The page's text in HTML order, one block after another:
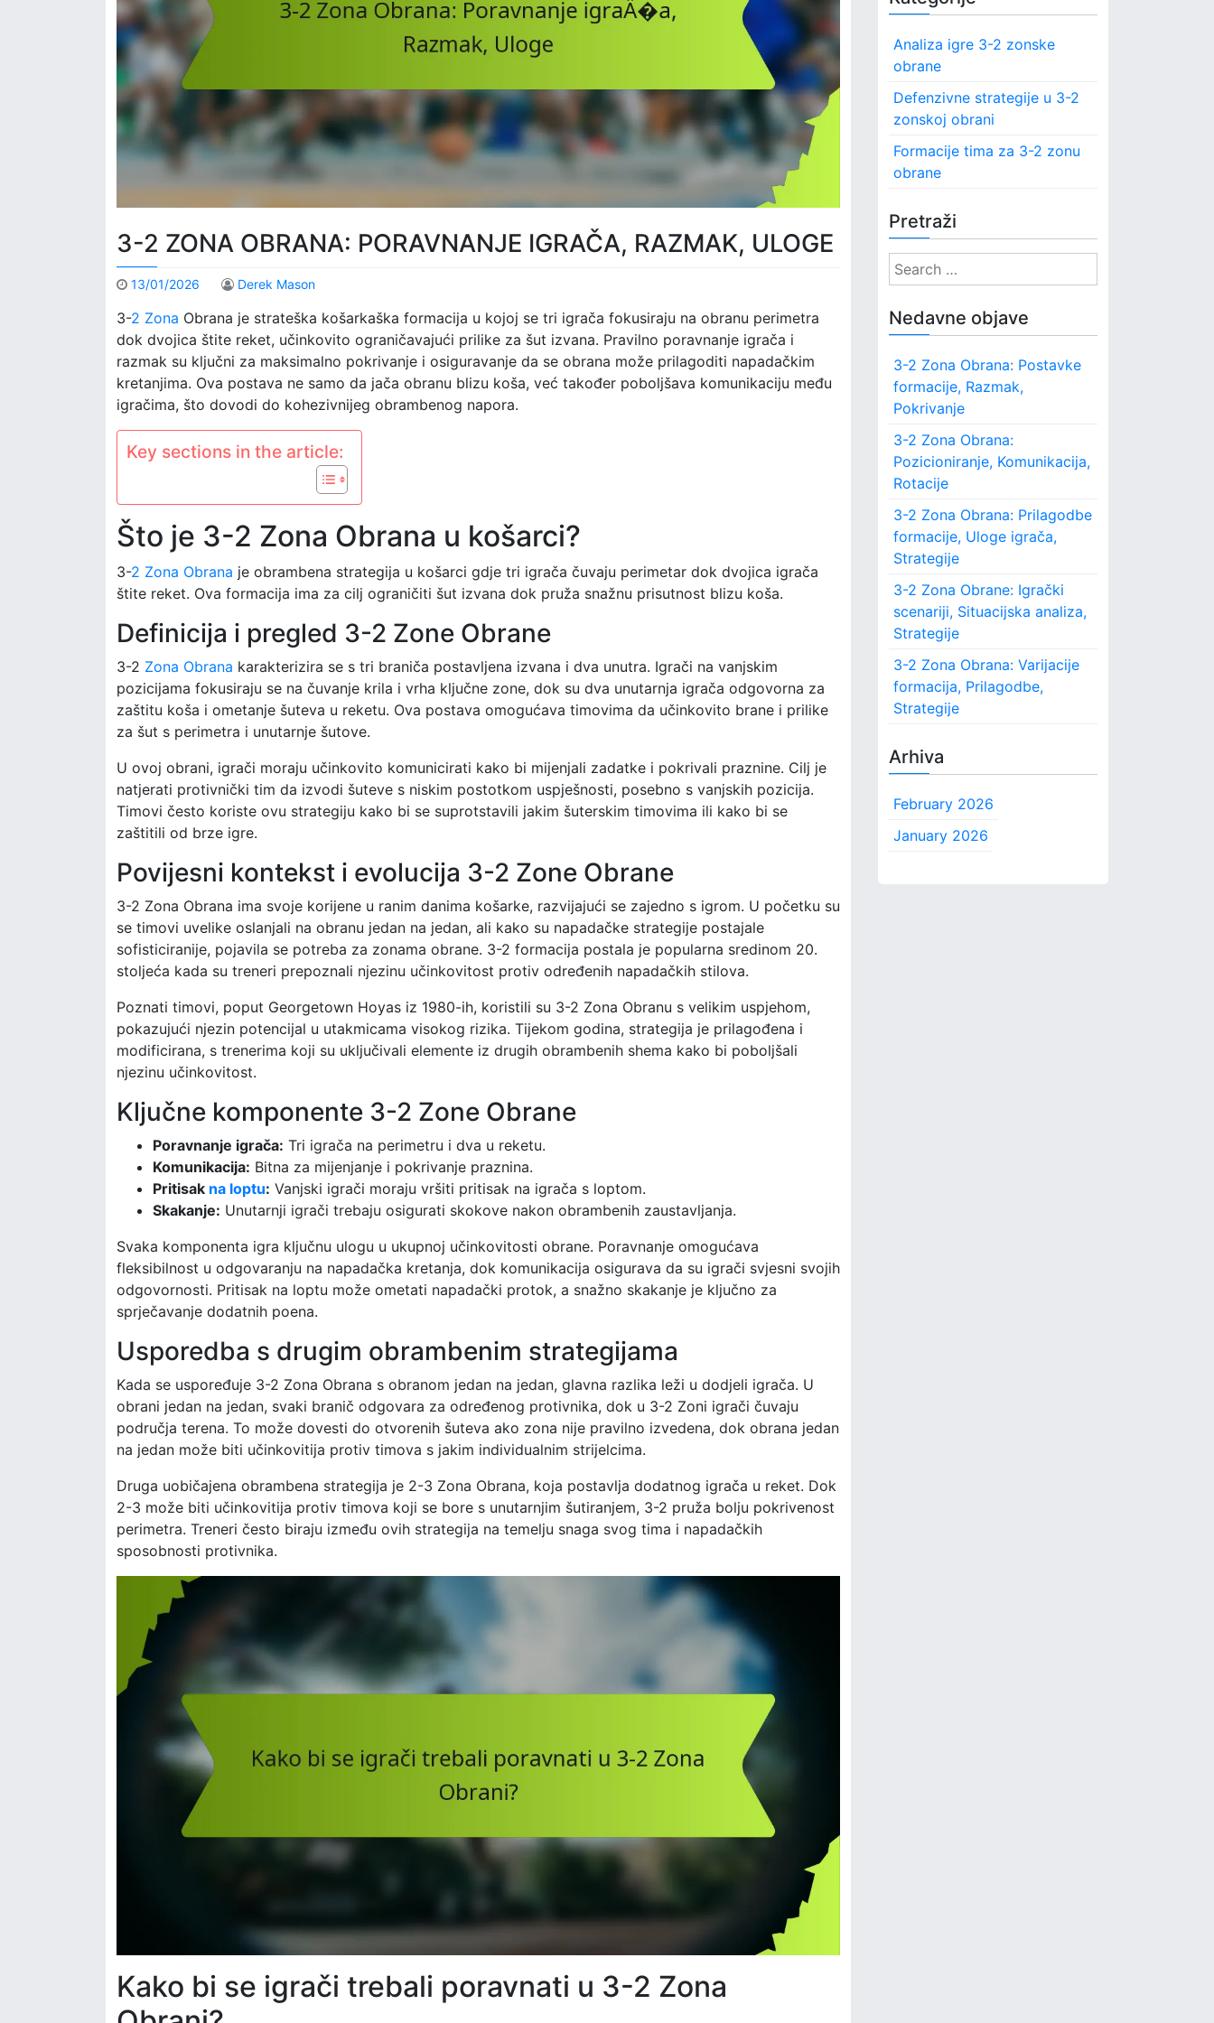
3-2 ZONA OBRANA: PORAVNANJE IGRAČA, RAZMAK, ULOGE
13/01/2026 Derek Mason
3-2 Zona Obrana je strateška košarkaška formacija u kojoj se tri igrača fokusiraju na obranu perimetra
dok dvojica štite reket, učinkovito ograničavajući prilike za šut izvana. Pravilno poravnanje igrača i
razmak su ključni za maksimalno pokrivanje i osiguravanje da se obrana može prilagoditi napadačkim
kretanjima. Ova postava ne samo da jača obranu blizu koša, već također poboljšava komunikaciju među
igračima, što dovodi do kohezivnijeg obrambenog napora.
Key sections in the article:
Što je 3-2 Zona Obrana u košarci?
3-2 Zona Obrana je obrambena strategija u košarci gdje tri igrača čuvaju perimetar dok dvojica igrača
štite reket. Ova formacija ima za cilj ograničiti šut izvana dok pruža snažnu prisutnost blizu koša.
Definicija i pregled 3-2 Zone Obrane
3-2 Zona Obrana karakterizira se s tri braniča postavljena izvana i dva unutra. Igrači na vanjskim
pozicijama fokusiraju se na čuvanje krila i vrha ključne zone, dok su dva unutarnja igrača odgovorna za
zaštitu koša i ometanje šuteva u reketu. Ova postava omogućava timovima da učinkovito brane i prilike
za šut s perimetra i unutarnje šutove.
U ovoj obrani, igrači moraju učinkovito komunicirati kako bi mijenjali zadatke i pokrivali praznine. Cilj je
natjerati protivnički tim da izvodi šuteve s niskim postotkom uspješnosti, posebno s vanjskih pozicija.
Timovi često koriste ovu strategiju kako bi se suprotstavili jakim šuterskim timovima ili kako bi se
zaštitili od brze igre.
Povijesni kontekst i evolucija 3-2 Zone Obrane
3-2 Zona Obrana ima svoje korijene u ranim danima košarke, razvijajući se zajedno s igrom. U početku su
se timovi uvelike oslanjali na obranu jedan na jedan, ali kako su napadačke strategije postajale
sofisticiranije, pojavila se potreba za zonama obrane. 3-2 formacija postala je popularna sredinom 20.
stoljeća kada su treneri prepoznali njezinu učinkovitost protiv određenih napadačkih stilova.
Poznati timovi, poput Georgetown Hoyas iz 1980-ih, koristili su 3-2 Zona Obranu s velikim uspjehom,
pokazujući njezin potencijal u utakmicama visokog rizika. Tijekom godina, strategija je prilagođena i
modificirana, s trenerima koji su uključivali elemente iz drugih obrambenih shema kako bi poboljšali
njezinu učinkovitost.
Ključne komponente 3-2 Zone Obrane
Poravnanje igrača: Tri igrača na perimetru i dva u reketu.
Komunikacija: Bitna za mijenjanje i pokrivanje praznina.
Pritisak na loptu: Vanjski igrači moraju vršiti pritisak na igrača s loptom.
Skakanje: Unutarnji igrači trebaju osigurati skokove nakon obrambenih zaustavljanja.
Svaka komponenta igra ključnu ulogu u ukupnoj učinkovitosti obrane. Poravnanje omogućava
fleksibilnost u odgovaranju na napadačka kretanja, dok komunikacija osigurava da su igrači svjesni svojih
odgovornosti. Pritisak na loptu može ometati napadački protok, a snažno skakanje je ključno za
sprječavanje dodatnih poena.
Usporedba s drugim obrambenim strategijama
Kada se uspoređuje 3-2 Zona Obrana s obranom jedan na jedan, glavna razlika leži u dodjeli igrača. U
obrani jedan na jedan, svaki branič odgovara za određenog protivnika, dok u 3-2 Zoni igrači čuvaju
područja terena. To može dovesti do otvorenih šuteva ako zona nije pravilno izvedena, dok obrana jedan
na jedan može biti učinkovitija protiv timova s jakim individualnim strijelcima.
Druga uobičajena obrambena strategija je 2-3 Zona Obrana, koja postavlja dodatnog igrača u reket. Dok
2-3 može biti učinkovitija protiv timova koji se bore s unutarnjim šutiranjem, 3-2 pruža bolju pokrivenost
perimetra. Treneri često biraju između ovih strategija na temelju snaga svog tima i napadačkih
sposobnosti protivnika.
Kako bi se igrači trebali poravnati u 3-2 Zona
Analiza igre 3-2 zonske
obrane
Defenzivne strategije u 3-2
zonskoj obrani
Formacije tima za 3-2 zonu
obrane
Pretraži
S
e
a
r
h
o
Nedavne objave
3-2 Zona Obrana: Postavke
formacije, Razmak,
Pokrivanje
3-2 Zona Obrana:
Pozicioniranje, Komunikacija,
Rotacije
3-2 Zona Obrana: Prilagodbe
formacije, Uloge igrača,
Strategije
3-2 Zona Obrane: Igrački
scenariji, Situacijska analiza,
Strategije
3-2 Zona Obrana: Varijacije
formacija, Prilagodbe,
Strategije
Arhiva
February 2026
January 2026